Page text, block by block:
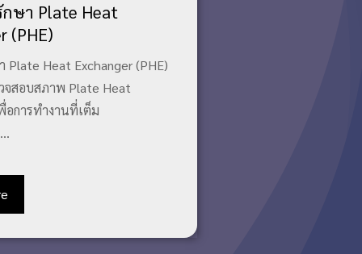
กษา Plate Heat
(PHE)
Plate Heat Exchanger (PHE)
จสอบสภาพ Plate Heat
อการทำงานที่เต็ม